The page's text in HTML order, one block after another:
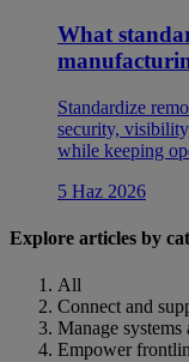
What
Standardize
security,
while keeping
5 Haz 2026
Explore articles by
All
Connect and
Manage systems
Empower